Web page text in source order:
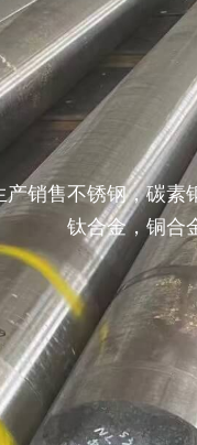
销售不锈钢，碳
钛合金，铜合